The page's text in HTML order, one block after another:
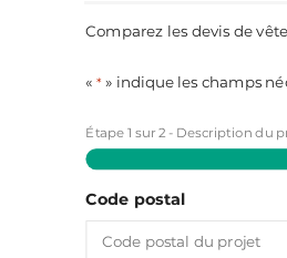
Comparez les devis de
«* » indique les champs
Étape1 sur2 - Description du
Code postal